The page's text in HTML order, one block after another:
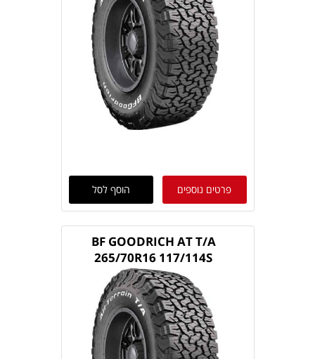
פרטים נוספים הוסף לסל
BF GOODRICH AT T/A
265/70R16 117/114S